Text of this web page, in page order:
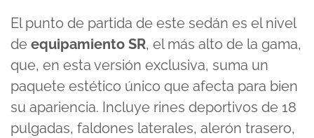
El punto de partida de este sedán es el nivel
de equipamiento SR, el más alto de la gama,
que, en esta versión exclusiva, suma un
paquete estético único que afecta para bien
su apariencia. Incluye rines deportivos de 18
pulgadas, faldones laterales, alerón trasero,